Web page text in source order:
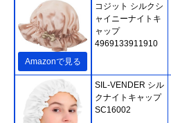
Amazonで見る
コジット シルクシ
ャイニーナイトキ
ャップ
4969133911910
SIL-VENDER シル
クナイトキャップ
SC16002